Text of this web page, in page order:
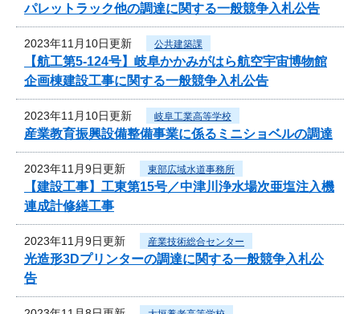
パレットラック他の調達に関する一般競争入札公告
2023年11月10日更新 公共建築課
【航工第5-124号】岐阜かかみがはら航空宇宙博物館
企画棟建設工事に関する一般競争入札公告
2023年11月10日更新 岐阜工業高等学校
産業教育振興設備整備事業に係るミニショベルの調達
2023年11月9日更新 東部広域水道事務所
【建設工事】工東第15号／中津川浄水場次亜塩注入機
連成計修繕工事
2023年11月9日更新 産業技術総合センター
光造形3Dプリンターの調達に関する一般競争入札公
告